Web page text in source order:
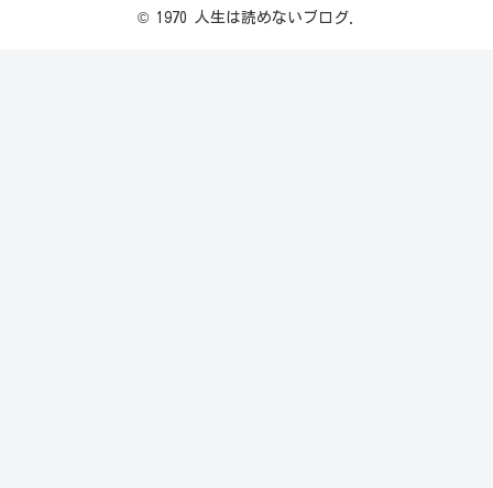
© 1970 人生は読めないブログ.